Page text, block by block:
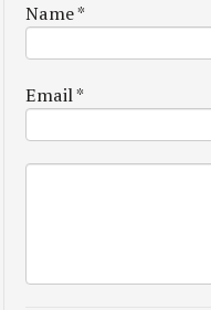
Name*
Email*